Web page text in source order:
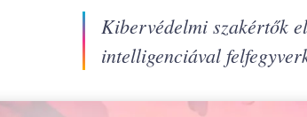
Kibervédelmi szakértők
intelligenciával